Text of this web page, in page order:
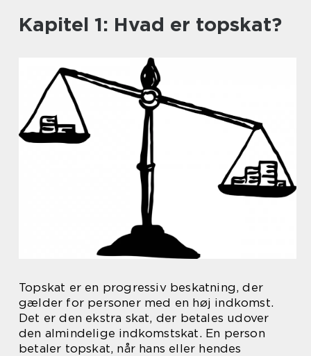
Kapitel 1: Hvad er topskat?
Topskat er en progressiv beskatning, der
gælder for personer med en høj indkomst.
Det er den ekstra skat, der betales udover
den almindelige indkomstskat. En person
betaler topskat, når hans eller hendes